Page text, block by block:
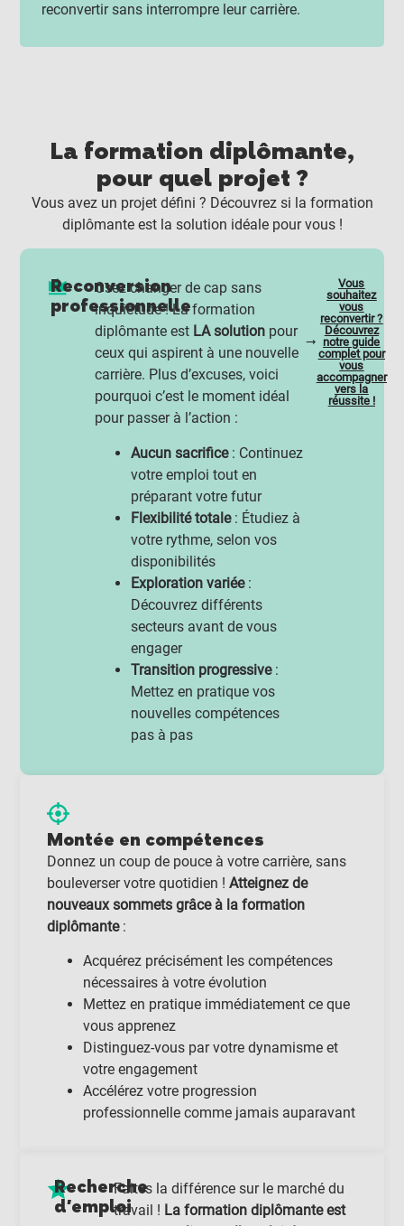
reconvertir sans interrompre leur carrière.
La formation diplômante,
pour quel projet ?
Vous avez un projet défini ? Découvrez si la formation
diplômante est la solution idéale pour vous !
Reconversion
professionnelle
Osez changer de cap sans
inquiétude ! La formation
diplômante est LA solution pour
ceux qui aspirent à une nouvelle
carrière. Plus d’excuses, voici
pourquoi c’est le moment idéal
pour passer à l’action :
Aucun sacrifice: Continuez
votre emploi tout en
préparant votre futur
Flexibilité totale: Étudiez à
votre rythme, selon vos
disponibilités
Exploration variée:
Découvrez différents
secteurs avant de vous
engager
Transition progressive:
Mettez en pratique vos
nouvelles compétences
pas à pas
Vous
souhaitez
vous
reconvertir ?
Découvrez
notre guide
complet pour
vous
accompagner
vers la
réussite !
Montée en compétences
Donnez un coup de pouce à votre carrière, sans
bouleverser votre quotidien !Atteignez de
nouveaux sommets grâce à la formation
diplômante:
Acquérez précisément les compétences
nécessaires à votre évolution
Mettez en pratique immédiatement ce que
vous apprenez
Distinguez-vous par votre dynamisme et
votre engagement
Accélérez votre progression
professionnelle comme jamais auparavant
Recherche
d'emploi
Faites la différence sur le marché du
travail ! La formation diplômante est